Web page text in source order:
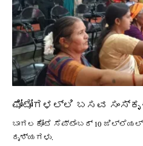
ಫೋಟೋಗಳಲ್ಲಿ ಬಸವ
ಬಾಗಲಕೋಟೆ ಸೆಪ್ಟೆಂಬರ್ 10
ದೃಶ್ಯಗಳು.